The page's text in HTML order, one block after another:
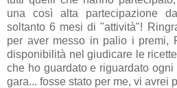
una così alta partecipazione
soltanto 6 mesi di "attività"!
per aver messo in palio i premi,
disponibilità nel giudicare le
che ho guardato e riguardato
gara... fosse stato per me, vi avrei